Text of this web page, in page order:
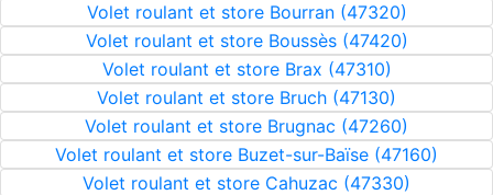
Volet roulant et store Bourran (47320)
Volet roulant et store Boussès (47420)
Volet roulant et store Brax (47310)
Volet roulant et store Bruch (47130)
Volet roulant et store Brugnac (47260)
Volet roulant et store Buzet-sur-Baïse (47160)
Volet roulant et store Cahuzac (47330)